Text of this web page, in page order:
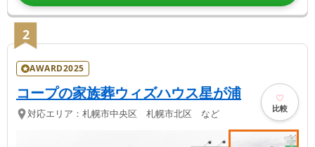
2
AWARD2025
コープの家族葬ウィズハウス星が浦
対応エリア： 札幌市中央区 札幌市北区 など 比較